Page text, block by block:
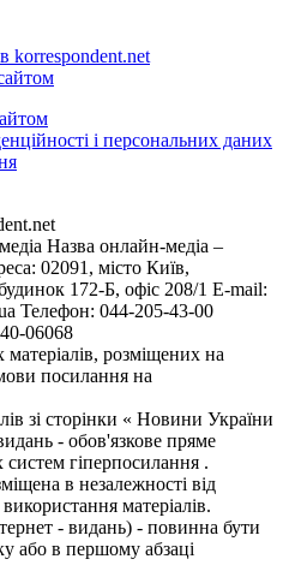
korrespondent.net
і персональних даних
Назва онлайн-медіа –
02091, місто Київ,
172-Б, офіс 208/1 E-mail:
Телефон: 044-205-43-00
06068
розміщених на
посилання на
зі сторінки « Новини України
- обов'язкове пряме
гіперпосилання .
в незалежності від
матеріалів.
- видань) - повинна бути
або в першому абзаці